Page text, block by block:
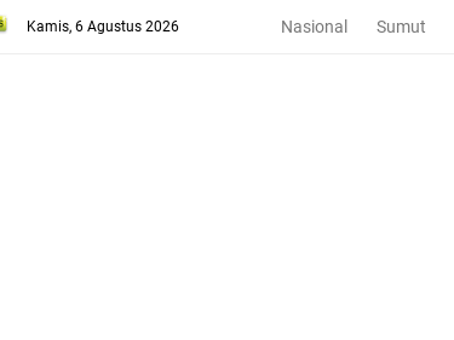
Kamis, 6 Agustus 2026 Nasional Sumut